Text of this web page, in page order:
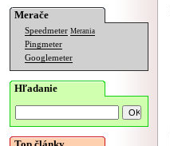
Merače
Speedmeter Merania
Pingmeter
Googlemeter
Hľadanie